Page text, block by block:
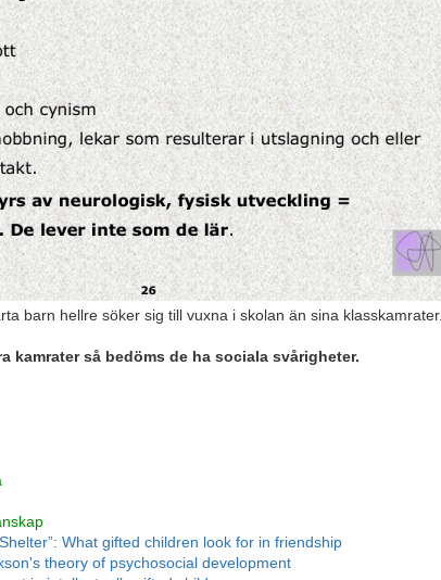
barn hellre söker sig till vuxna i skolan än sina klasskamrater.
kamrater så bedöms de ha sociala svårigheter.
What gifted children look for in friendship
theory of psychosocial development